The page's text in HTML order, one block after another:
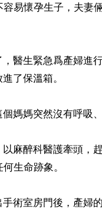
易懷孕生子，夫妻
醫生緊急爲產婦進
了保溫箱。
媽媽突然沒有呼吸
麻醉科醫護牽頭，
生命跡象。
術室房門後，產婦